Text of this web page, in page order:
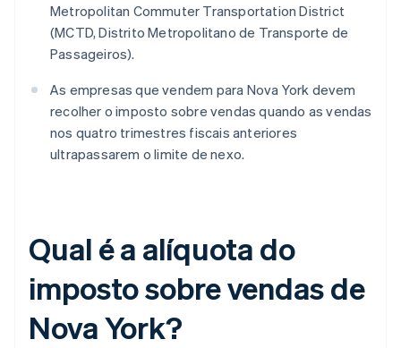
Metropolitan Commuter Transportation District
(MCTD, Distrito Metropolitano de Transporte de
Passageiros).
As empresas que vendem para Nova York devem
recolher o imposto sobre vendas quando as vendas
nos quatro trimestres fiscais anteriores
ultrapassarem o limite de nexo.
Qual é a alíquota do
imposto sobre vendas de
Nova York?